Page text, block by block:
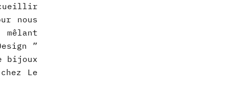
nous
”
bijoux
Le